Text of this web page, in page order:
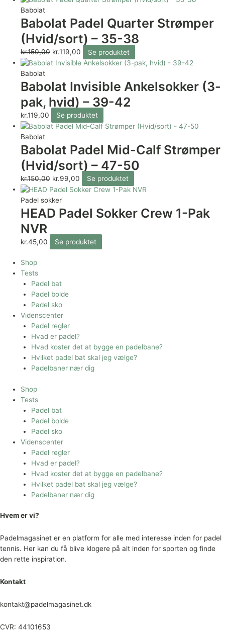
Babolat
Babolat Padel Quarter Strømper
(Hvid/sort) – 35-38
kr.150,00 kr.119,00 Se produktet
Babolat
Babolat Invisible Ankelsokker (3-
pak, hvid) – 39-42
kr.119,00 Se produktet
Babolat
Babolat Padel Mid-Calf Strømper
(Hvid/sort) – 47-50
kr.150,00 kr.99,00 Se produktet
Padel sokker
HEAD Padel Sokker Crew 1-Pak
NVR
kr.45,00 Se produktet
Shop
Tests
Padel bat
Padel bolde
Padel sko
Videnscenter
Padel regler
Hvad er padel?
Hvad koster det at bygge en padelbane?
Hvilket padel bat skal jeg vælge?
Padelbaner nær dig
Shop
Tests
Padel bat
Padel bolde
Padel sko
Videnscenter
Padel regler
Hvad er padel?
Hvad koster det at bygge en padelbane?
Hvilket padel bat skal jeg vælge?
Padelbaner nær dig
Hvem er vi?
Padelmagasinet er en platform for alle med interesse inden for padel
tennis. Her kan du få blive klogere på alt inden for sporten og finde
den rette inspiration.
Kontakt
kontakt@padelmagasinet.dk
CVR: 44101653